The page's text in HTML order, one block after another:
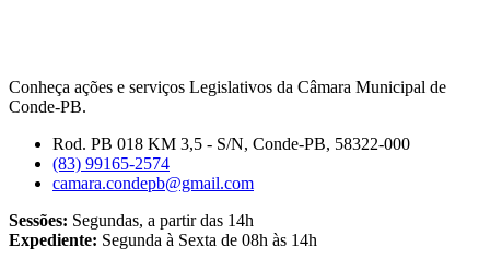
Conheça ações e serviços Legislativos da Câmara Municipal de
Conde-PB.
Rod. PB 018 KM 3,5 - S/N, Conde-PB, 58322-000
(83) 99165-2574
camara.condepb@gmail.com
Sessões: Segundas, a partir das 14h
Expediente: Segunda à Sexta de 08h às 14h